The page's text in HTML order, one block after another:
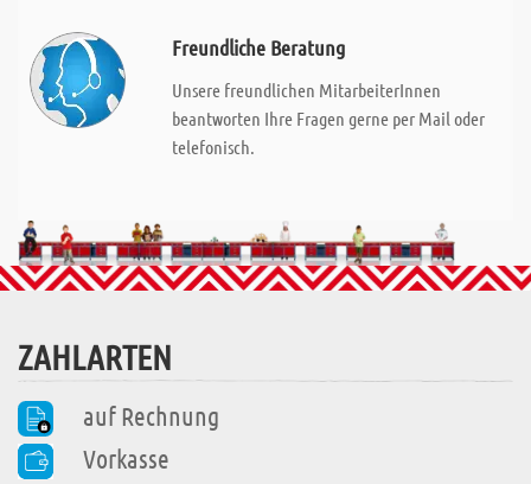
Freundliche Beratung
Unsere freundlichen MitarbeiterInnen
beantworten Ihre Fragen gerne per Mail oder
telefonisch.
ZAHLARTEN
auf Rechnung
Vorkasse